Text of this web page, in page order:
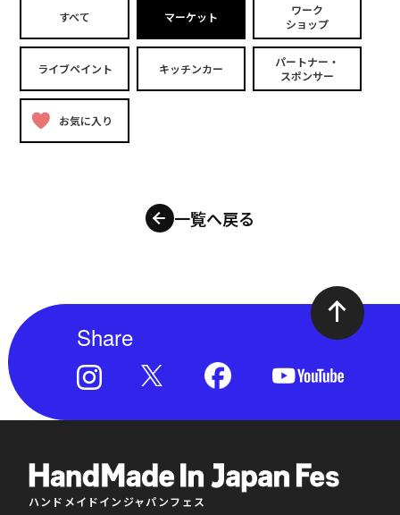
すべて マーケット
ワーク
ショップ
ライブペイント キッチンカー
パートナー・
スポンサー
お気に入り
一覧へ戻る
Share
ハンドメイドインジャパンフェス